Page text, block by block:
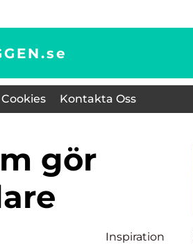
se
Cookies Kontakta Oss
Inspiration